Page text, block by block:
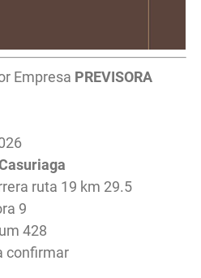
Empresa PREVISORA
ruta 19 km 29.5
9
428
confirmar